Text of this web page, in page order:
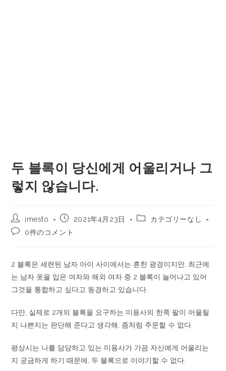
두 블록이 당신에게 어울리거나 그
렇지 않습니다.
imesto 2021年4月23日
カテゴリーなし
0件のコメント
2 블록은 세련된 남자 아이 사이에서는 흔한 광경이지만, 최근에
는 남자 옷을 입은 여자와 해외 여자 중 2 블록이 늘어나고 있어
그것을 통합하고 싶다고 동경하고 있습니다.
다만, 실제로 2개의 블록을 요구하는 미용사의 한쪽 팔이 어울릴
지 나쁜지는 판단해 준다고 생각해, 좀처럼 주문할 수 없다.
평상시는 나를 담당하고 있는 미용사가 가끔 자신에게 어울리는
지 궁금하게 하기 때문에, 두 블록으로 이야기할 수 없다.